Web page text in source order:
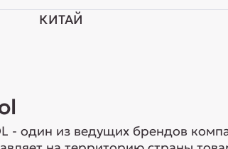
КИТАЙ
- один из ведущих брендов